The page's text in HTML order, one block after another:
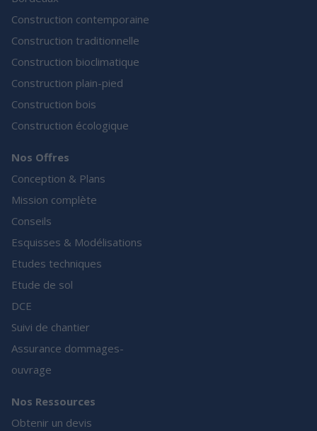
Construction contemporaine
Construction traditionnelle
Construction bioclimatique
Construction plain-pied
Construction bois
Construction écologique
Nos Offres
Conception & Plans
Mission complète
Conseils
Esquisses & Modélisations
Etudes techniques
Etude de sol
DCE
Suivi de chantier
Assurance dommages-
ouvrage
Nos Ressources
Obtenir un devis